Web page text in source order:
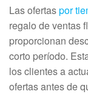
Las ofertaspor
regalo de ventas
proporcionan
corto período.
los clientes a
ofertas antes de